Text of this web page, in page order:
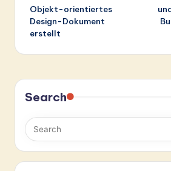
Objekt-orientiertes
Design-Dokument
erstellt
Search